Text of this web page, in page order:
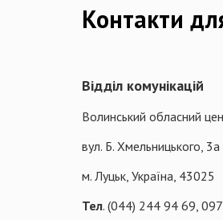
Контакти
Відділ комунікацій
Волинський обласний
вул. Б. Хмельницького, 3а
м. Луцьк, Україна, 43025
Тел. (044) 244 94 69,